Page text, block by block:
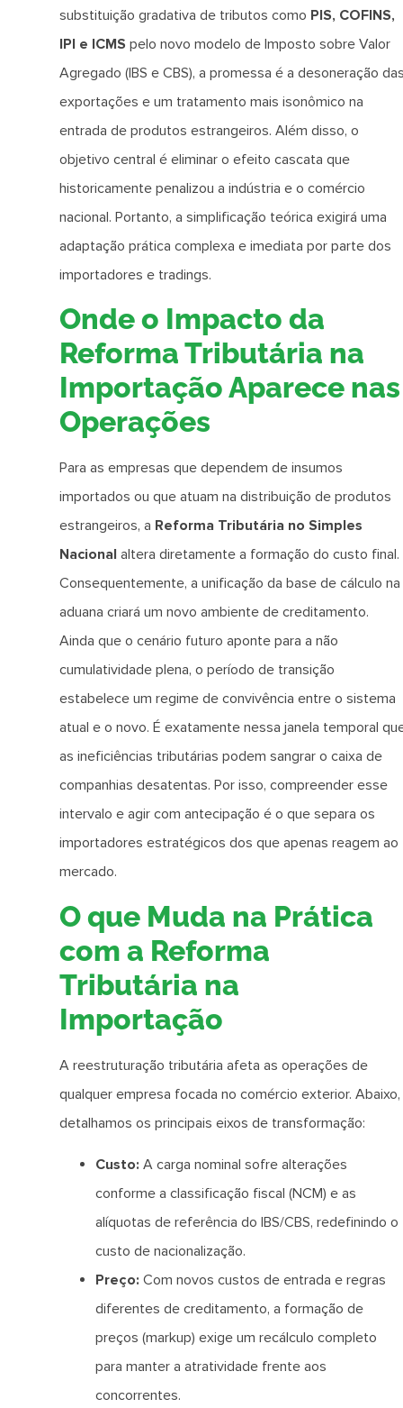
substituição gradativa de tributos como PIS, COFINS,
IPI e ICMS pelo novo modelo de Imposto sobre Valor
Agregado (IBS e CBS), a promessa é a desoneração
exportações e um tratamento mais isonômico na
entrada de produtos estrangeiros. Além disso, o
objetivo central é eliminar o efeito cascata que
historicamente penalizou a indústria e o comércio
nacional. Portanto, a simplificação teórica exigirá uma
adaptação prática complexa e imediata por parte dos
importadores e tradings.
Onde o Impacto da
Reforma Tributária na
Importação Aparece nas
Operações
Para as empresas que dependem de insumos
importados ou que atuam na distribuição de produtos
estrangeiros, a Reforma Tributária no Simples
Nacional altera diretamente a formação do custo final.
Consequentemente, a unificação da base de cálculo na
aduana criará um novo ambiente de creditamento.
Ainda que o cenário futuro aponte para a não
cumulatividade plena, o período de transição
estabelece um regime de convivência entre o sistema
atual e o novo. É exatamente nessa janela temporal
as ineficiências tributárias podem sangrar o caixa de
companhias desatentas. Por isso, compreender esse
intervalo e agir com antecipação é o que separa os
importadores estratégicos dos que apenas reagem ao
mercado.
O que Muda na Prática
com a Reforma
Tributária na
Importação
A reestruturação tributária afeta as operações de
qualquer empresa focada no comércio exterior. Abaixo,
detalhamos os principais eixos de transformação:
Custo: A carga nominal sofre alterações
conforme a classificação fiscal (NCM) e as
alíquotas de referência do IBS/CBS, redefinindo o
custo de nacionalização.
Preço: Com novos custos de entrada e regras
diferentes de creditamento, a formação de
preços (markup) exige um recálculo completo
para manter a atratividade frente aos
concorrentes.